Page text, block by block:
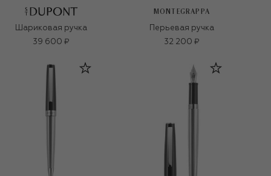
Шариковая ручка
39 600 ₽
MONTEGRAPPA
Перьевая ручка
32 200 ₽